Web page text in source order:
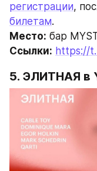
регистрации,
билетам.
Место: бар
Ссылки: https://
5. ЭЛИТНАЯ в